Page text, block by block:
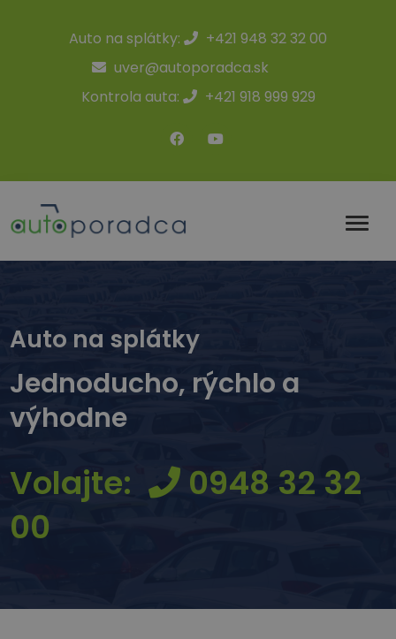
Auto na splátky:
+421 948 32 32 00
uver@autoporadca.sk
Kontrola auta:
+421 918 999 929
Auto na splátky
Jednoducho, rýchlo a
výhodne
Volajte:
0948 32 32
00